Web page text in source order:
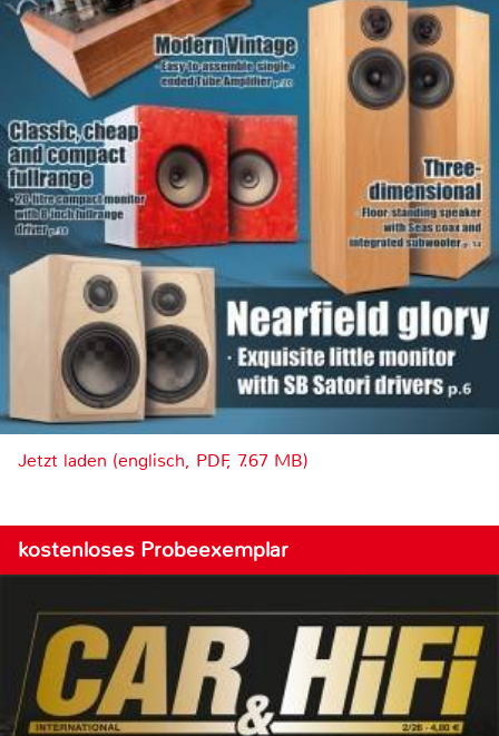
Jetzt laden (englisch, PDF, 7.67 MB)
kostenloses Probeexemplar